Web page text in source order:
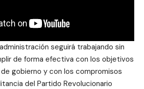
seguirá trabajando sin
de forma efectiva con los objetivos
gobierno y con los compromisos
del Partido Revolucionario